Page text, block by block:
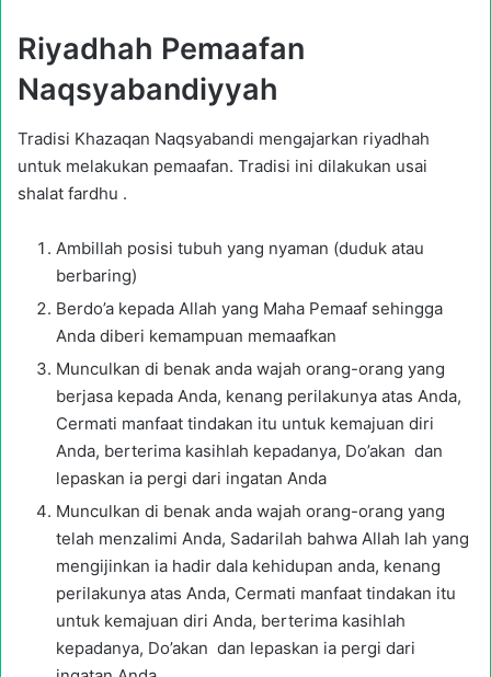
Riyadhah Pemaafan
Naqsyabandiyyah
Tradisi Khazaqan Naqsyabandi mengajarkan riyadhah
untuk melakukan pemaafan. Tradisi ini dilakukan usai
shalat fardhu .
Ambillah posisi tubuh yang nyaman (duduk atau
berbaring)
Berdo’a kepada Allah yang Maha Pemaaf sehingga
Anda diberi kemampuan memaafkan
Munculkan di benak anda wajah orang-orang yang
berjasa kepada Anda, kenang perilakunya atas Anda,
Cermati manfaat tindakan itu untuk kemajuan diri
Anda, berterima kasihlah kepadanya, Do’akan dan
lepaskan ia pergi dari ingatan Anda
Munculkan di benak anda wajah orang-orang yang
telah menzalimi Anda, Sadarilah bahwa Allah lah yang
mengijinkan ia hadir dala kehidupan anda, kenang
perilakunya atas Anda, Cermati manfaat tindakan itu
untuk kemajuan diri Anda, berterima kasihlah
kepadanya, Do’akan dan lepaskan ia pergi dari